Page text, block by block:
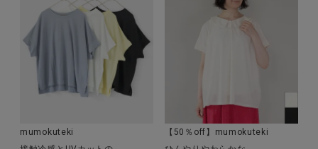
mumokuteki
【50％off】mumokuteki